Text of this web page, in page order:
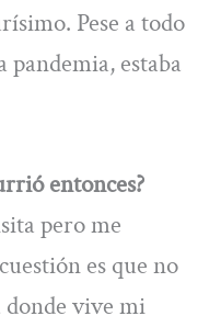
Pese a todo
pandemia, estaba
entonces?
pero me
es que no
vive mi